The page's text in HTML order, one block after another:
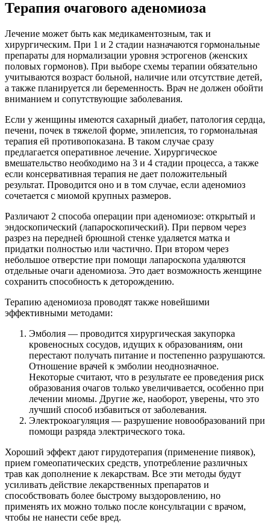
Терапия очагового аденомиоза
Лечение может быть как медикаментозным, так и
хирургическим. При 1 и 2 стадии назначаются гормональные
препараты для нормализации уровня эстрогенов (женских
половых гормонов). При выборе схемы терапии обязательно
учитываются возраст больной, наличие или отсутствие детей,
а также планируется ли беременность. Врач не должен обойти
вниманием и сопутствующие заболевания.
Если у женщины имеются сахарный диабет, патология сердца,
печени, почек в тяжелой форме, эпилепсия, то гормональная
терапия ей противопоказана. В таком случае сразу
предлагается оперативное лечение. Хирургическое
вмешательство необходимо на 3 и 4 стадии процесса, а также
если консервативная терапия не дает положительный
результат. Проводится оно и в том случае, если аденомиоз
сочетается с миомой крупных размеров.
Различают 2 способа операции при аденомиозе: открытый и
эндоскопический (лапароскопический). При первом через
разрез на передней брюшной стенке удаляется матка и
придатки полностью или частично. При втором через
небольшое отверстие при помощи лапароскопа удаляются
отдельные очаги аденомиоза. Это дает возможность женщине
сохранить способность к деторождению.
Терапию аденомиоза проводят также новейшими
эффективными методами:
Эмболия — проводится хирургическая закупорка
кровеносных сосудов, идущих к образованиям, они
перестают получать питание и постепенно разрушаются.
Отношение врачей к эмболии неоднозначное.
Некоторые считают, что в результате ее проведения риск
образования очагов только увеличивается, особенно при
лечении миомы. Другие же, наоборот, уверены, что это
лучший способ избавиться от заболевания.
Электрокоагуляция — разрушение новообразований при
помощи разряда электрического тока.
Хороший эффект дают гирудотерапия (применение пиявок),
прием гомеопатических средств, употребление различных
трав как дополнение к лекарствам. Все эти методы будут
усиливать действие лекарственных препаратов и
способствовать более быстрому выздоровлению, но
применять их можно только после консультации с врачом,
чтобы не нанести себе вред.